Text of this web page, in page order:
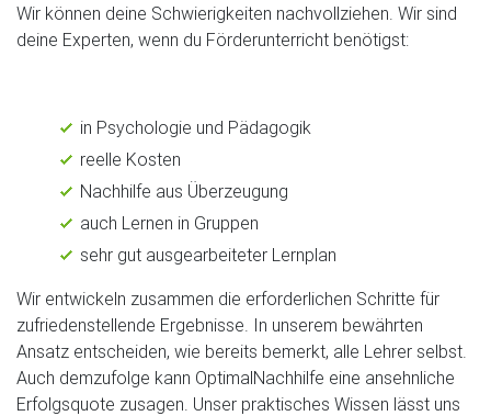
Wir können deine Schwierigkeiten nachvollziehen. Wir sind
deine Experten, wenn du Förderunterricht benötigst:
in Psychologie und Pädagogik
reelle Kosten
Nachhilfe aus Überzeugung
auch Lernen in Gruppen
sehr gut ausgearbeiteter Lernplan
Wir entwickeln zusammen die erforderlichen Schritte für
zufriedenstellende Ergebnisse. In unserem bewährten
Ansatz entscheiden, wie bereits bemerkt, alle Lehrer selbst.
Auch demzufolge kann OptimalNachhilfe eine ansehnliche
Erfolgsquote zusagen. Unser praktisches Wissen lässt uns